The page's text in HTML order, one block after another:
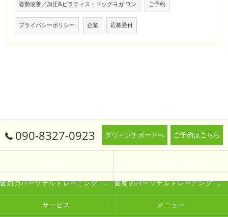
姿勢改善／加圧&ピラティス・ドッグヨガ ワン ご予約
プライバシーポリシー 企業 応募受付
090-8327-0923 ダヴィンチボードへ ご予約はこちら
愛知のパーソナルトレーニング･生涯動ける体研究所 Oneの評判 愛知のパーソナルトレーニング･生涯動ける体研究所 Oneのお客様の声
サービス メニュー